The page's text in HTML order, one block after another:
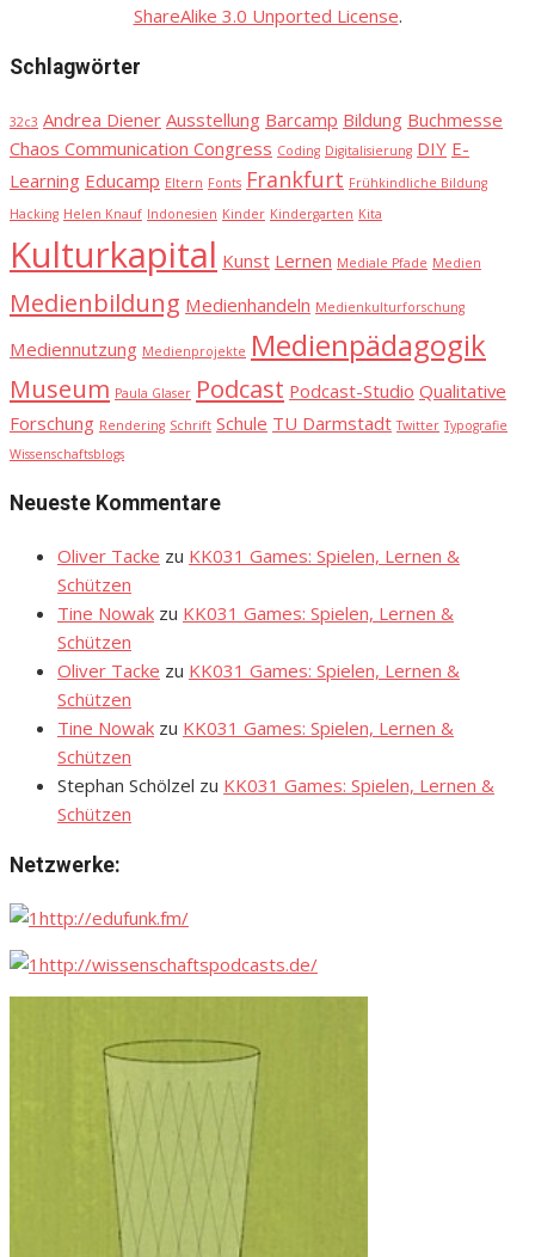
ShareAlike 3.0 Unported License.
Schlagwörter
32c3 Andrea Diener Ausstellung Barcamp Bildung Buchmesse
Chaos Communication Congress Coding Digitalisierung DIY E-
Learning Educamp Eltern Fonts Frankfurt Frühkindliche Bildung
Hacking Helen Knauf Indonesien Kinder Kindergarten Kita
Kulturkapital Kunst Lernen Mediale Pfade Medien
Medienbildung Medienhandeln Medienkulturforschung
Mediennutzung Medienprojekte Medienpädagogik
Museum Paula Glaser Podcast Podcast-Studio Qualitative
Forschung Rendering Schrift Schule TU Darmstadt Twitter Typografie
Wissenschaftsblogs
Neueste Kommentare
Oliver Tacke zu KK031 Games: Spielen, Lernen &
Schützen
Tine Nowak zu KK031 Games: Spielen, Lernen &
Schützen
Oliver Tacke zu KK031 Games: Spielen, Lernen &
Schützen
Tine Nowak zu KK031 Games: Spielen, Lernen &
Schützen
Stephan Schölzel zu KK031 Games: Spielen, Lernen &
Schützen
Netzwerke:
http://edufunk.fm/
http://wissenschaftspodcasts.de/